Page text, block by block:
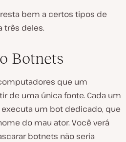
bem a certos tipos de
três deles.
Botnets
que um
de uma única fonte. Cada um
um bot dedicado, que
do mau ator. Você verá
botnets não seria